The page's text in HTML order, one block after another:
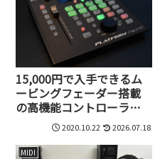
15,000円で入手できるム
ービングフェーダー搭載
の高機能コントローラ
ー、Platform Nanoが超便
2020.10.22 2026.07.18
MIDI